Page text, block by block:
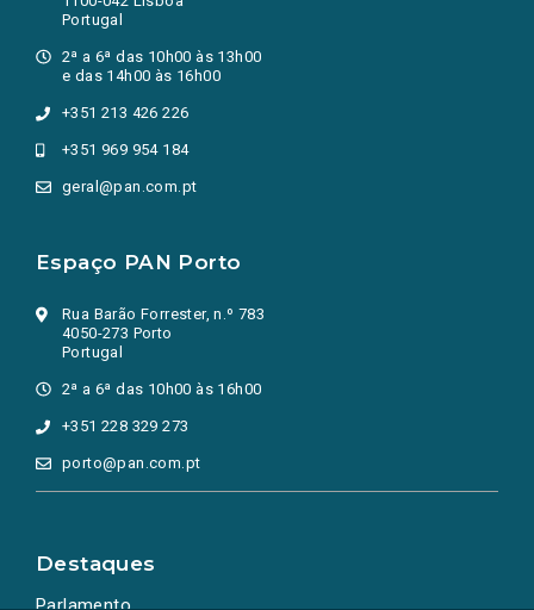
Portugal
2ª a 6ª das 10h00 às 13h00
e das 14h00 às 16h00
+351 213 426 226
+351 969 954 184
geral@pan.com.pt
Espaço PAN Porto
Rua Barão Forrester, n.º 783
4050-273 Porto
Portugal
2ª a 6ª das 10h00 às 16h00
+351 228 329 273
porto@pan.com.pt
Destaques
Parlamento